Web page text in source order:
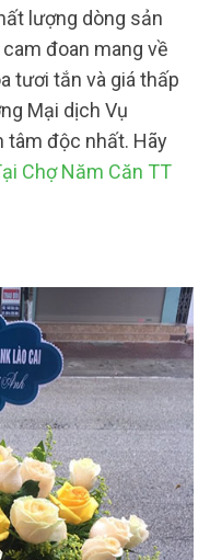
lượng dòng sản
đoan mang về
tươi tắn và giá thấp
Mại dịch Vụ
tâm độc nhất. Hãy
Chợ Năm Căn TT